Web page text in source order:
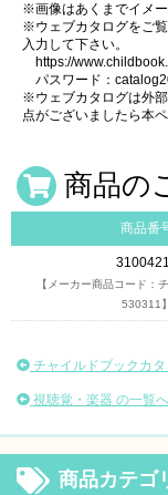
※画像はあくまでイメー
※ウェブカタログをご
入力して下さい。
https://
パスワード：
※ウェブカタログは外
点がございましたら本
商品の
商品番
【メーカー商品コード：
530311】
チャイルドブックカ
視聴覚・楽器 の一覧
商品カテゴ